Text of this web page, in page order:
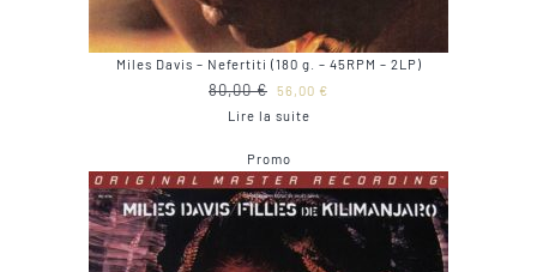
Miles Davis – Nefertiti (180 g. – 45RPM – 2LP)
80,00€
Le
prix
était :
80,00 €.
56,00 €
56,00 €.
Lire la suite
PromoProduit
en
promotion